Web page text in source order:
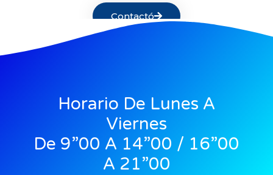
Contactó
Horario De Lunes A
Viernes
De 9”00 A 14”00 / 16”00
A 21”00